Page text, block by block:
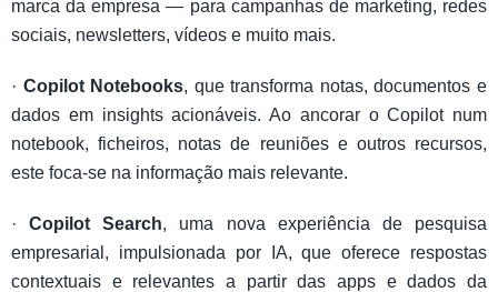
marca da empresa — para campanhas de marketing, redes
sociais, newsletters, vídeos e muito mais.
· Copilot Notebooks, que transforma notas, documentos e
dados em insights acionáveis. Ao ancorar o Copilot num
notebook, ficheiros, notas de reuniões e outros recursos,
este foca-se na informação mais relevante.
·Copilot Search, uma nova experiência de pesquisa
empresarial, impulsionada por IA, que oferece respostas
contextuais e relevantes a partir das apps e dados da